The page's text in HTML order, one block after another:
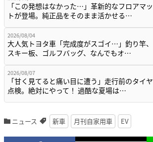
「この発想はなかった…」革新的なフロアマッ
トが登場。純正品をそのまま活かせる…
2026/08/04
大人気トヨタ車「完成度がスゴイ…」釣り竿、
スキー板、ゴルフバッグ、なんでもオ…
2026/08/07
「甘く見てると痛い目に遭う」走行前のタイヤ
点検。絶対にやって！ 過酷な夏場は…
ニュース 新車 月刊自家用車 EV